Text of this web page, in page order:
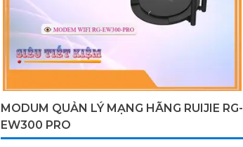
MODUM QUẢN LÝ MẠNG HÃNG RUIJIE RG-
EW300 PRO